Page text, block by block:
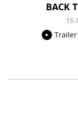
BACK
Trailer